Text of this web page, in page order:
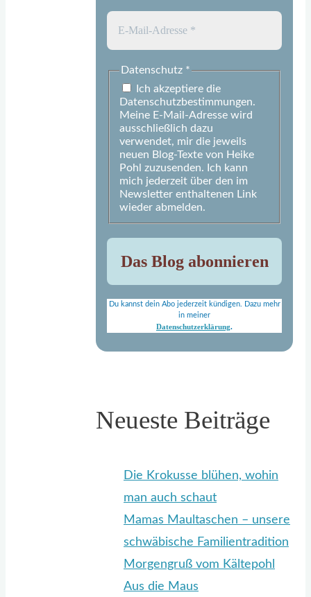
Datenschutz *
Ich akzeptiere die
Datenschutzbestimmungen.
Meine E-Mail-Adresse wird
ausschließlich dazu
verwendet, mir die jeweils
neuen Blog-Texte von Heike
Pohl zuzusenden. Ich kann
mich jederzeit über den im
Newsletter enthaltenen Link
wieder abmelden.
Du kannst dein Abo jederzeit kündigen. Dazu mehr
in meiner
Datenschutzerklärung.
Neueste Beiträge
Die Krokusse blühen, wohin
man auch schaut
Mamas Maultaschen – unsere
schwäbische Familientradition
Morgengruß vom Kältepohl
Aus die Maus